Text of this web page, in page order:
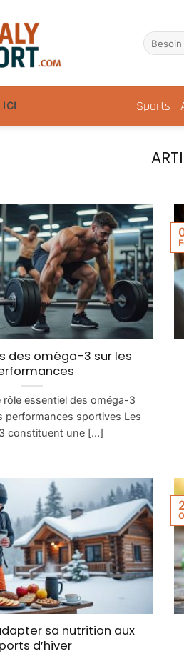
ICI Sports
des oméga-3 sur les
rôle essentiel des oméga-3
performances sportives Les
constituent une [...]
sa nutrition aux
d’hiver